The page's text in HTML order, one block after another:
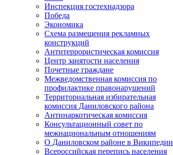
Инспекция гостехнадзора
Победа
Экономика
Схема размещения рекламных
конструкций
Антитеррористическая комиссия
Центр занятости населения
Почетные граждане
Межведомственная комиссия по
профилактике правонарушений
Территориальная избирательная
комиссия Даниловского района
Антинаркотическая комиссия
Консультационный совет по
межнациональным отношениям
О Даниловском районе в Википедии
Всероссийская перепись населения